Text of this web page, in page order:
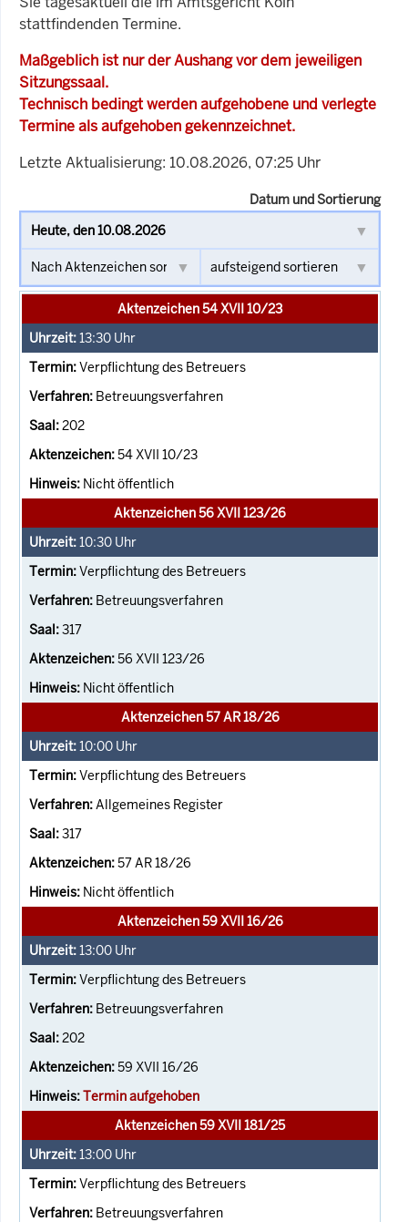
stattfindenden Termine.
Maßgeblich ist nur der Aushang vor dem jeweiligen
Sitzungssaal.
Technisch bedingt werden aufgehobene und verlegte
Termine als aufgehoben gekennzeichnet.
Letzte Aktualisierung: 10.08.2026, 07:25 Uhr
Datum und Sortierung
Aktenzeichen 54 XVII 10/23
13:30 Uhr
Verpflichtung des Betreuers
Betreuungsverfahren
202
54 XVII 10/23
Nicht öffentlich
Aktenzeichen 56 XVII 123/26
10:30 Uhr
Verpflichtung des Betreuers
Betreuungsverfahren
317
56 XVII 123/26
Nicht öffentlich
Aktenzeichen 57 AR 18/26
10:00 Uhr
Verpflichtung des Betreuers
Allgemeines Register
317
57 AR 18/26
Nicht öffentlich
Aktenzeichen 59 XVII 16/26
13:00 Uhr
Verpflichtung des Betreuers
Betreuungsverfahren
202
59 XVII 16/26
Termin aufgehoben
Aktenzeichen 59 XVII 181/25
13:00 Uhr
Verpflichtung des Betreuers
Betreuungsverfahren